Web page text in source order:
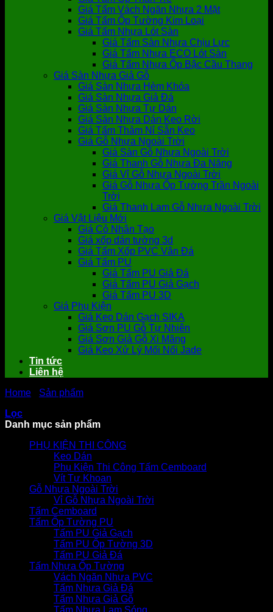
Giá Tấm Vách Ngăn Nhựa 2 Mặt
Giá Tấm Ốp Tường Kim Loại
Giá Tấm Nhựa Lót Sàn
Giá Tấm Sàn Nhựa Chịu Lực
Giá Tấm Nhựa ECO Lót Sàn
Giá Tấm Nhựa Ốp Bậc Cầu Thang
Giá Sàn Nhựa Giả Gỗ
Giá Sàn Nhựa Hèm Khóa
Giá Sàn Nhựa Giả Đá
Giá Sàn Nhựa Tự Dán
Giá Sàn Nhựa Dán Keo Rời
Giá Tấm Thảm Nỉ Sẵn Keo
Giá Gỗ Nhựa Ngoài Trời
Giá Sàn Gỗ Nhựa Ngoài Trời
Giá Thanh Gỗ Nhựa Đa Năng
Giá Vỉ Gỗ Nhựa Ngoài Trời
Giá Gỗ Nhựa Ốp Tường Trần Ngoài
Trời
Giá Thanh Lam Gỗ Nhựa Ngoài Trời
Giá Vật Liệu Mới
Giá Cỏ Nhân Tạo
Giá xốp dán tường 3d
Giá Tấm Xốp PVC Vân Đá
Giá Tấm PU
Giá Tấm PU Giả Đá
Giá Tấm PU Giả Gạch
Giá Tấm PU 3D
Giá Phụ Kiện
Giá Keo Dán Gạch SIKA
Giá Sơn PU Gỗ Tự Nhiên
Giá Sơn Giả Gỗ Xi Măng
Giá Keo Xử Lý Mối Nối Jade
Tin tức
Liên hệ
Home
Sản phẩm
Lọc
Danh mục sản phẩm
PHỤ KIỆN THI CÔNG
Keo Dán
Phụ Kiện Thi Công Tấm Cemboard
Vít Tự Khoan
Gỗ Nhựa Ngoài Trời
Vỉ Gỗ Nhựa Ngoài Trời
Tấm Cemboard
Tấm Ốp Tường PU
Tấm PU Giả Gạch
Tấm PU Ốp Tường 3D
Tấm PU Giả Đá
Tấm Nhựa Ốp Tường
Vách Ngăn Nhựa PVC
Tấm Nhựa Giả Đá
Tấm Nhựa Giả Gỗ
Tấm Nhựa Lam Sóng